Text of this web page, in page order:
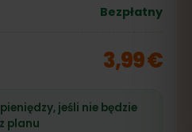
Bezpłatny
3,99 €
jeśli nie będzie
planu